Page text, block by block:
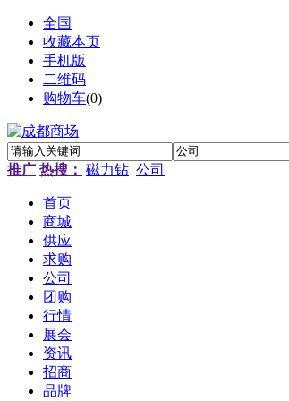
全国
收藏本页
手机版
二维码
购物车(0)
推广 热搜： 磁力钻 公司
首页
商城
供应
求购
公司
团购
行情
展会
资讯
招商
品牌